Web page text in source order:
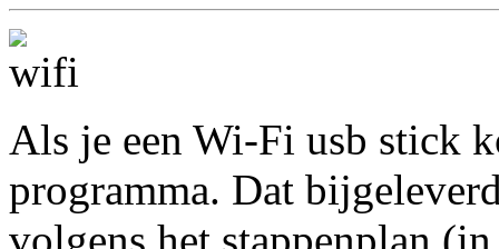
Als je een Wi-Fi usb stick
programma. Dat
volgens het stappenplan